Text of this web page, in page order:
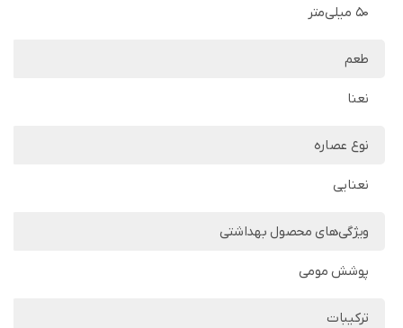
50 میلی‌متر
طعم
نعنا
نوع عصاره
نعنایی
ویژگی‌های محصول بهداشتی
پوشش مومی
ترکیبات